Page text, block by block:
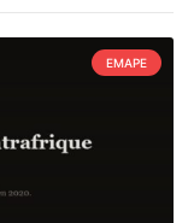
EMAPE